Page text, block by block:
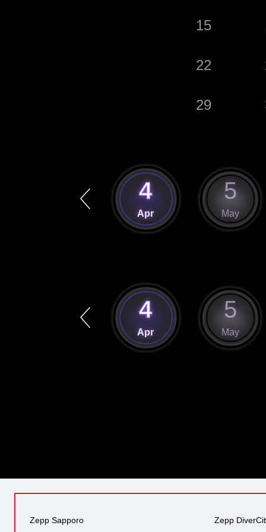
15
22
29
4
Apr
5
May
4
Apr
5
May
Zepp Sapporo Zepp